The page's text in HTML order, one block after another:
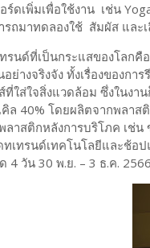
ร์ดเพิ่มเพื่อใช้งาน เช่น
รถมาทดลองใช้ สัมผัส และ
ทรนด์ที่เป็นกระแสของโลก
อย่างจริงจัง ทั้งเรื่องของก
ที่ใส่ใจสิ่งแวดล้อม ซึ่งในงา
คิล 40% โดยผลิตจากพลาส
ลาสติกหลังการบริโภค เช่น
ทเทรนด์เทคโนโลยีและช้
4 วัน 30 พ.ย. – 3 ธ.ค.